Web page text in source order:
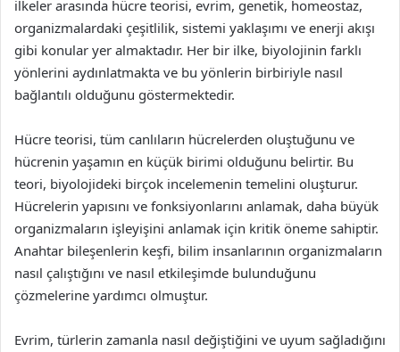
ilkeler arasında hücre teorisi, evrim, genetik, homeostaz,
organizmalardaki çeşitlilik, sistemi yaklaşımı ve enerji akışı
gibi konular yer almaktadır. Her bir ilke, biyolojinin farklı
yönlerini aydınlatmakta ve bu yönlerin birbiriyle nasıl
bağlantılı olduğunu göstermektedir.
Hücre teorisi, tüm canlıların hücrelerden oluştuğunu ve
hücrenin yaşamın en küçük birimi olduğunu belirtir. Bu
teori, biyolojideki birçok incelemenin temelini oluşturur.
Hücrelerin yapısını ve fonksiyonlarını anlamak, daha büyük
organizmaların işleyişini anlamak için kritik öneme sahiptir.
Anahtar bileşenlerin keşfi, bilim insanlarının organizmaların
nasıl çalıştığını ve nasıl etkileşimde bulunduğunu
çözmelerine yardımcı olmuştur.
Evrim, türlerin zamanla nasıl değiştiğini ve uyum sağladığını